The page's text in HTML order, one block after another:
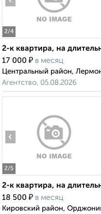
2/4
2-к квартира, на
17 000 ₽ в месяц
Центральный район,
Агентство, 05.08.2026
2/5
‹
2-к квартира, на
18 500 ₽ в месяц
Кировский район,